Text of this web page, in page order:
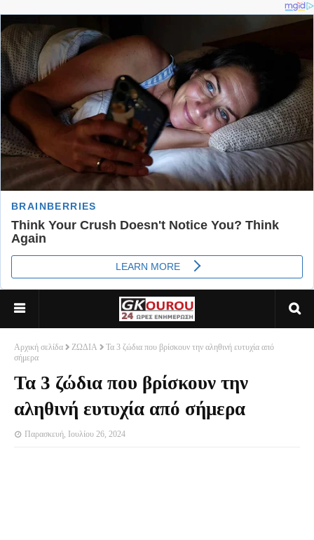
Αρχική σελίδα ΖΩΔΙΑ
Τα 3 ζώδια που βρίσκουν την αληθινή ευτυχία από
σήμερα
Τα 3 ζώδια που βρίσκουν την
αληθινή ευτυχία από σήμερα
Παρασκευή, Ιουλίου 26, 2024